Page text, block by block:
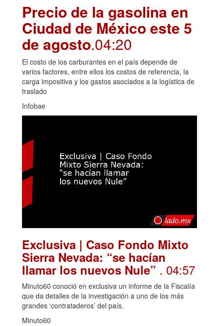
Precio de la gasolina en
Ciudad de México este 5
de agosto.04:20
El costo de los carburantes en el país depende de
varios factores, entre ellos los costos de referencia, la
carga impositiva y los gastos asociados a la logística de
traslado
Infobae
Exclusiva | Caso Fondo Mixto
Sierra Nevada: “se hacían
llamar los nuevos Nule” . 04:57
Minuto60 conoció en exclusiva un informe de la Fiscalía
que da detalles de la investigación a uno de los más
grandes ‘contrataderos’ del país.
Minuto60